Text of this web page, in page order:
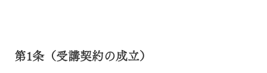
第1条（受講契約の成立）